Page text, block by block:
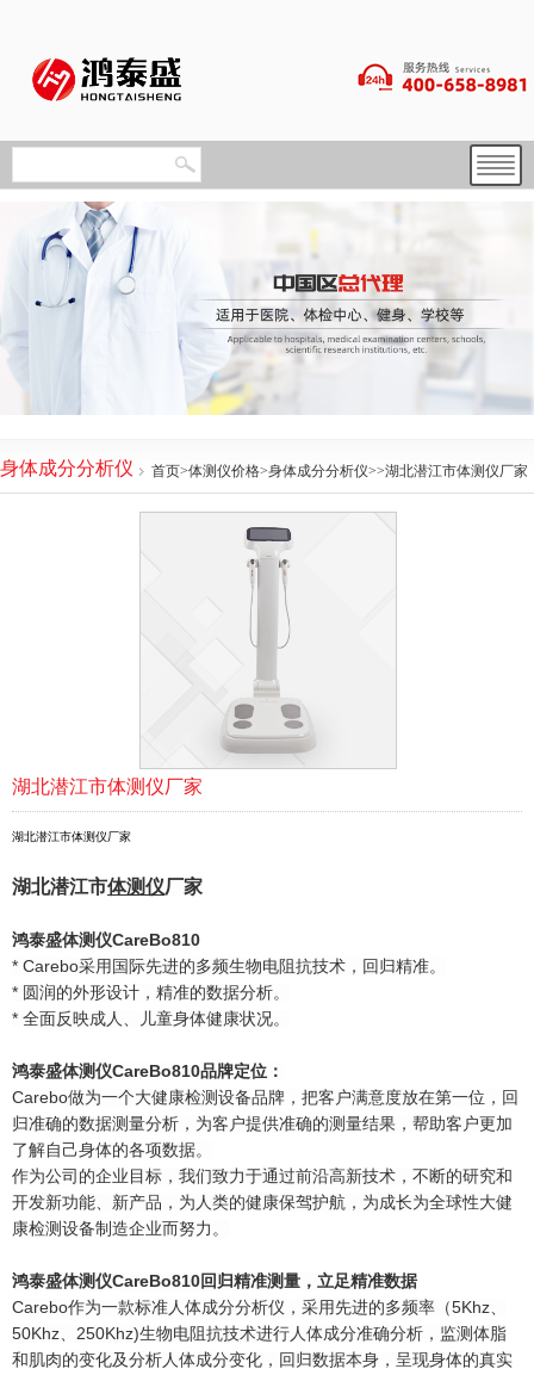
身体成分分析仪 首页>体测仪价格>身体成分分析仪>>湖北潜江市体测仪厂家
湖北潜江市体测仪厂家
湖北潜江市体测仪厂家
湖北潜江市体测仪厂家
鸿泰盛体测仪CareBo810
* Carebo采用国际先进的多频生物电阻抗技术，回归精准。
* 圆润的外形设计，精准的数据分析。
* 全面反映成人、儿童身体健康状况。
鸿泰盛体测仪CareBo810品牌定位：
Carebo做为一个大健康检测设备品牌，把客户满意度放在第一位，回
归准确的数据测量分析，为客户提供准确的测量结果，帮助客户更加
了解自己身体的各项数据。
作为公司的企业目标，我们致力于通过前沿高新技术，不断的研究和
开发新功能、新产品，为人类的健康保驾护航，为成长为全球性大健
康检测设备制造企业而努力。
鸿泰盛体测仪CareBo810回归精准测量，立足精准数据
Carebo作为一款标准人体成分分析仪 ，采用先进的多频率（5Khz、
50Khz、250Khz)生物电阻抗技术进行人体成分准确分析，监测体脂
和肌肉的变化及分析人体成分变化，回归数据本身，呈现身体的真实